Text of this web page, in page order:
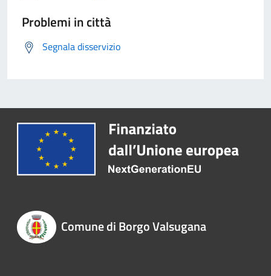
Problemi in città
Segnala disservizio
Comune di Borgo Valsugana